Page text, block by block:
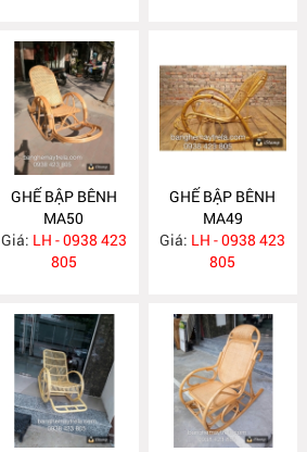
GHẾ BẬP BÊNH
MA50
Giá: LH - 0938 423
805
GHẾ BẬP BÊNH
MA49
Giá: LH - 0938 423
805